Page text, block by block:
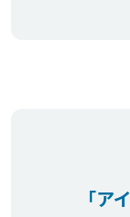
「ア